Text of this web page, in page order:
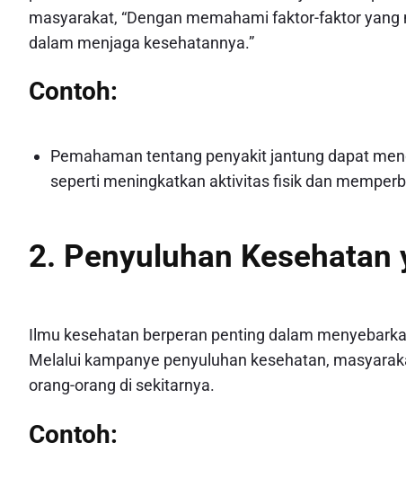
masyarakat, “Dengan memahami faktor-faktor
dalam menjaga kesehatannya.”
Contoh:
Pemahaman tentang penyakit jantung dapat
seperti meningkatkan aktivitas fisik dan
2. Penyuluhan
Ilmu kesehatan berperan penting dalam
Melalui kampanye penyuluhan kesehatan,
orang-orang di sekitarnya.
Contoh: